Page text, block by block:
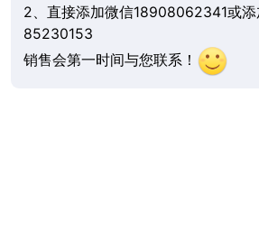
2、直接添加微信18908062341或
85230153
销售会第一时间与您联系！